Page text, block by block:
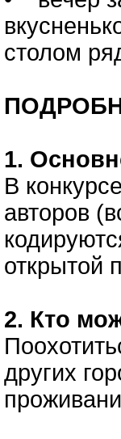
столом
1.
В
авторов
открытой
2. Кто
других